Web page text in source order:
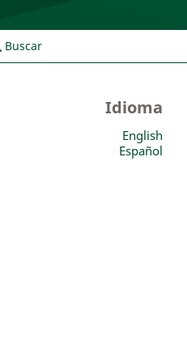
Buscar
Idioma
English
Español